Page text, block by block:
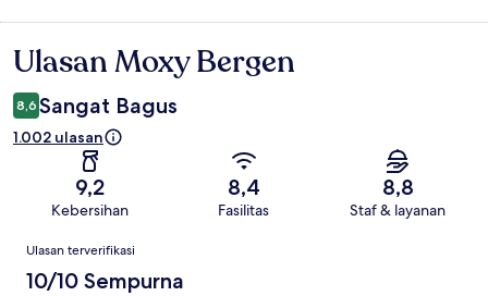
Ulasan
Ulasan Moxy Bergen
8,6 Sangat Bagus
1.002 ulasan
9,2
Kebersihan
8,4
Fasilitas
8,8
Staf & layanan
Ulasan
Ulasan terverifikasi
10/10 Sempurna